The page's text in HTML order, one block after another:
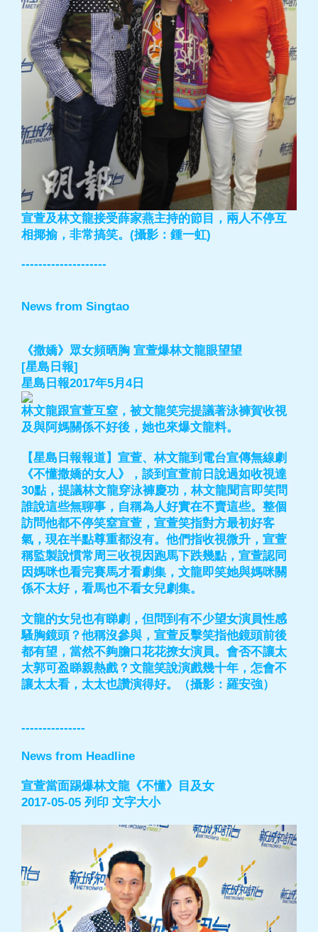
宣萱及林文龍接受薛家燕主持的節目，兩人不停互
相揶揄，非常搞笑。(攝影：鍾一虹)
--------------------
News from Singtao
《撒嬌》眾女頻晒胸 宣萱爆林文龍眼望望
[星島日報]
星島日報2017年5月4日
林文龍跟宣萱互窒，被文龍笑完提議著泳褲賀收視
及與阿媽關係不好後，她也來爆文龍料。
【星島日報報道】宣萱、林文龍到電台宣傳無線劇
《不懂撒嬌的女人》，談到宣萱前日說過如收視達
30點，提議林文龍穿泳褲慶功，林文龍聞言即笑問
誰說這些無聊事，自稱為人好實在不賣這些。整個
訪問他都不停笑窒宣萱，宣萱笑指對方最初好客
氣，現在半點尊重都沒有。他們指收視微升，宣萱
稱監製說慣常周三收視因跑馬下跌幾點，宣萱認同
因媽咪也看完賽馬才看劇集，文龍即笑她與媽咪關
係不太好，看馬也不看女兒劇集。
文龍的女兒也有睇劇，但問到有不少望女演員性感
騷胸鏡頭？他稱沒參與，宣萱反擊笑指他鏡頭前後
都有望，當然不夠膽口花花撩女演員。會否不讓太
太郭可盈睇親熱戲？文龍笑說演戲幾十年，怎會不
讓太太看，太太也讚演得好。（攝影：羅安強）
---------------
News from Headline
宣萱當面踢爆林文龍《不懂》目及女
2017-05-05 列印 文字大小